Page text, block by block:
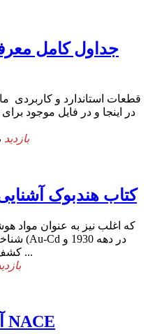
جداول کامل
قطعات استاندارد و کاربردی
در اینجا و در فایل موجود
1,697 بازدید
کتاب هندبوک آشنایی
آلیاژهای NiTi در اوایل دهه 1960)کشف ...
299
آﺷﻨﺎﯾﯽ ﺑﺎ اﺳﺘﺎﻧﺪاردﻫﺎی NACE